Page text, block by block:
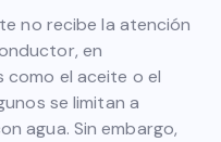
no recibe la atención
en
el aceite o el
se limitan a
agua. Sin embargo,